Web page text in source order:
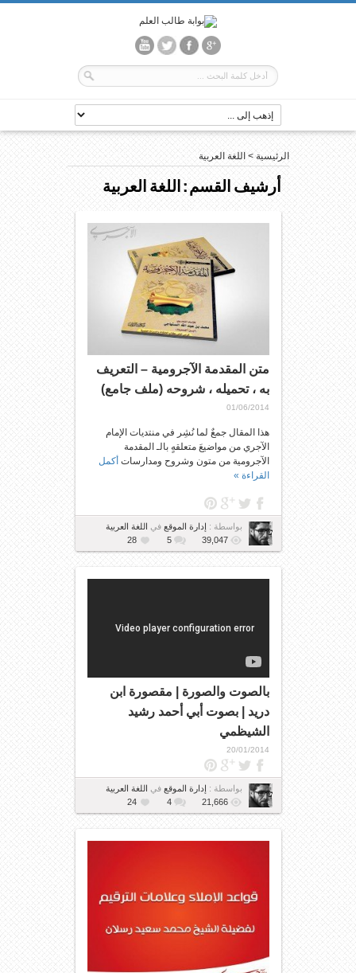
الرئيسية > اللغة العربية
أرشيف القسم :اللغة العربية
متن المقدمة الآجرومية – التعريف
به ، تحميله ، شروحه (ملف جامع)
01/06/2014
هذا المقال جمعٌ لما نُشِر في منتديات الإمام
الآجري من مواضيعَ متعلقهٍ بالـ المقدمة
الآجرومية من متون وشروح ومدارسات أكمل
القراءة »
بواسطة : إدارة الموقعفي اللغة العربية
39,047
5
28
بالصوت والصورة | مقصورة ابن
دريد | بصوت أبي أحمد رشيد
الشيظمي
20/01/2014
بواسطة : إدارة الموقعفي اللغة العربية
21,666
4
24